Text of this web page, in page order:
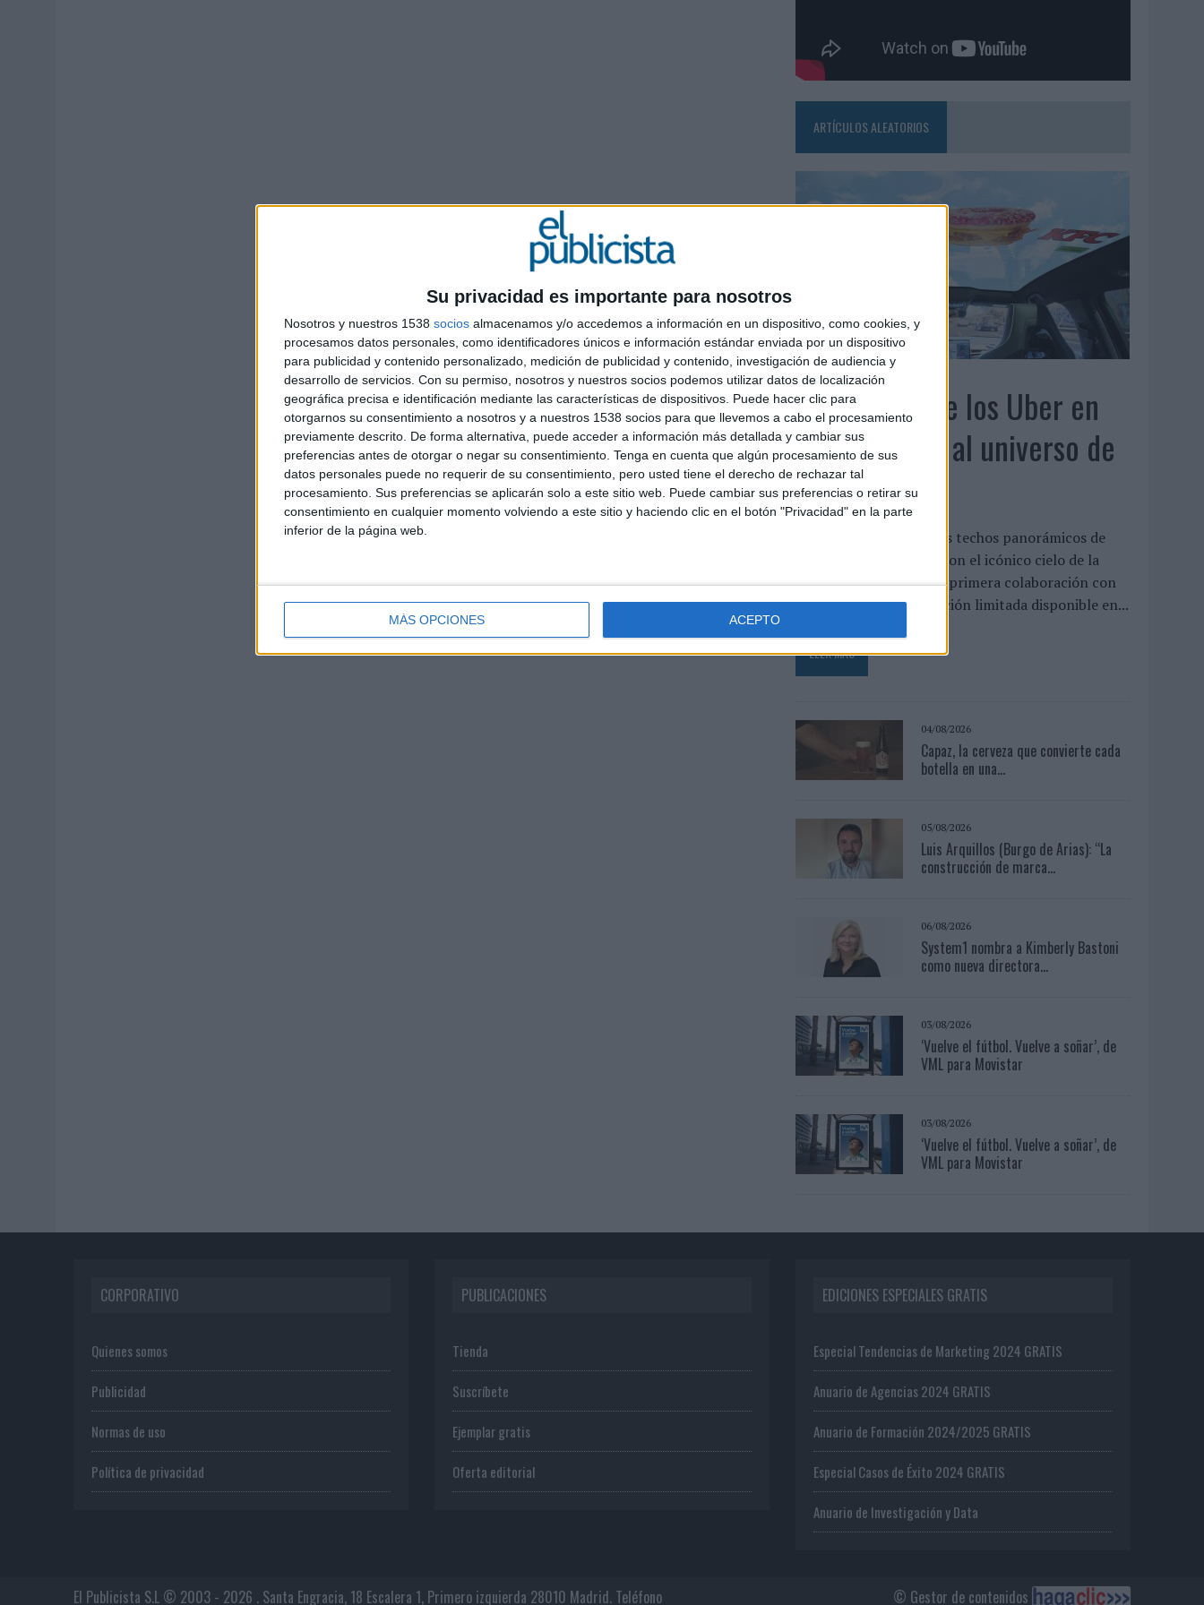
Su privacidad es importante para nosotros
Nosotros y nuestros 1538 socios almacenamos y/o accedemos a información en un dispositivo, como cookies, y
procesamos datos personales, como identificadores únicos e información estándar enviada por un dispositivo
para publicidad y contenido personalizado, medición de publicidad y contenido, investigación de audiencia y
desarrollo de servicios. Con su permiso, nosotros y nuestros socios podemos utilizar datos de localización
geográfica precisa e identificación mediante las características de dispositivos. Puede hacer clic para
otorgarnos su consentimiento a nosotros y a nuestros 1538 socios para que llevemos a cabo el procesamiento
previamente descrito. De forma alternativa, puede acceder a información más detallada y cambiar sus
preferencias antes de otorgar o negar su consentimiento. Tenga en cuenta que algún procesamiento de sus
datos personales puede no requerir de su consentimiento, pero usted tiene el derecho de rechazar tal
procesamiento. Sus preferencias se aplicarán solo a este sitio web. Puede cambiar sus preferencias o retirar su
consentimiento en cualquier momento volviendo a este sitio y haciendo clic en el botón "Privacidad" en la parte
inferior de la página web.
MÁS OPCIONES ACEPTO
ARTÍCULOS ALEATORIOS
KFC convierte los Uber en
un homenaje al universo de
'Los Simpson'
La cadena interviene los techos panorámicos de
una flota de vehículos con el icónico cielo de la
serie para presentar su primera colaboración con
Disney, un menú de edición limitada disponible en...
LEER MÁS
04/08/2026
Capaz, la cerveza que convierte cada
botella en una...
05/08/2026
Luis Arquillos (Burgo de Arias): “La
construcción de marca...
06/08/2026
System1 nombra a Kimberly Bastoni
como nueva directora...
03/08/2026
‘Vuelve el fútbol. Vuelve a soñar’, de
VML para Movistar
03/08/2026
‘Vuelve el fútbol. Vuelve a soñar’, de
VML para Movistar
CORPORATIVO
Quienes somos
Publicidad
Normas de uso
Política de privacidad
PUBLICACIONES
Tienda
Suscríbete
Ejemplar gratis
Oferta editorial
EDICIONES ESPECIALES GRATIS
Especial Tendencias de Marketing 2024 GRATIS
Anuario de Agencias 2024 GRATIS
Anuario de Formación 2024/2025 GRATIS
Especial Casos de Éxito 2024 GRATIS
Anuario de Investigación y Data
© Gestor de contenidos
El Publicista S.L © 2003 - 2026 . Santa Engracia, 18 Escalera 1, Primero izquierda 28010 Madrid. Teléfono